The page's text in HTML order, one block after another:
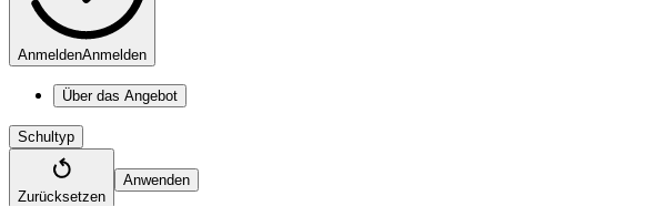
AnmeldenAnmelden
Über das Angebot
Schultyp
Zurücksetzen
Anwenden